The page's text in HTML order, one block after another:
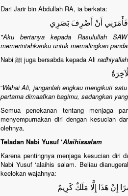
Dari Jarir bin Abdullah RA, ia berkata:
فَأَمَرَنِي أَنْ أَصْرِفَ بَصَرِي
"Aku bertanya kepada Rasulullah
memerintahkanku untuk memalingkan
Nabi ﷺ juga bersabda kepada Ali
“Wahai Ali, janganlah engkau mengikuti
pertama dimaafkan bagimu, sedangkan
Semua penekanan tentang menjaga
menyempurnakan diri dengan kesucian
olehnya.
Teladan Nabi Yusuf ‘Alaihissalam
Karena pentingnya menjaga kesucian diri
Nabi Yusuf ‘alaihis salam. Beliau
keelokan wajahnya:
إِنْ هَذَا إِلَّا مَلَكٌ كَرِيمٌ